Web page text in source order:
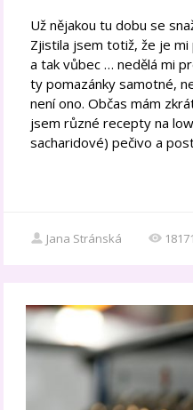
Už nějakou tu dobu se
Zjistila jsem totiž, že je mi
a tak vůbec … nedělá mi
ty pomazánky samotné,
není ono. Občas mám
jsem různé recepty na
sacharidové) pečivo a
Jana Stránská